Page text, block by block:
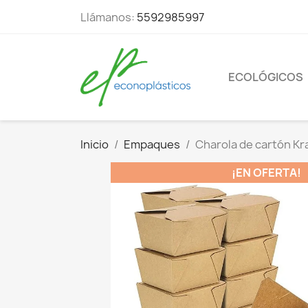
Llámanos: 5592985997
ECOLÓGICOS
Inicio Empaques
Charola de cartón
¡EN OFERTA!